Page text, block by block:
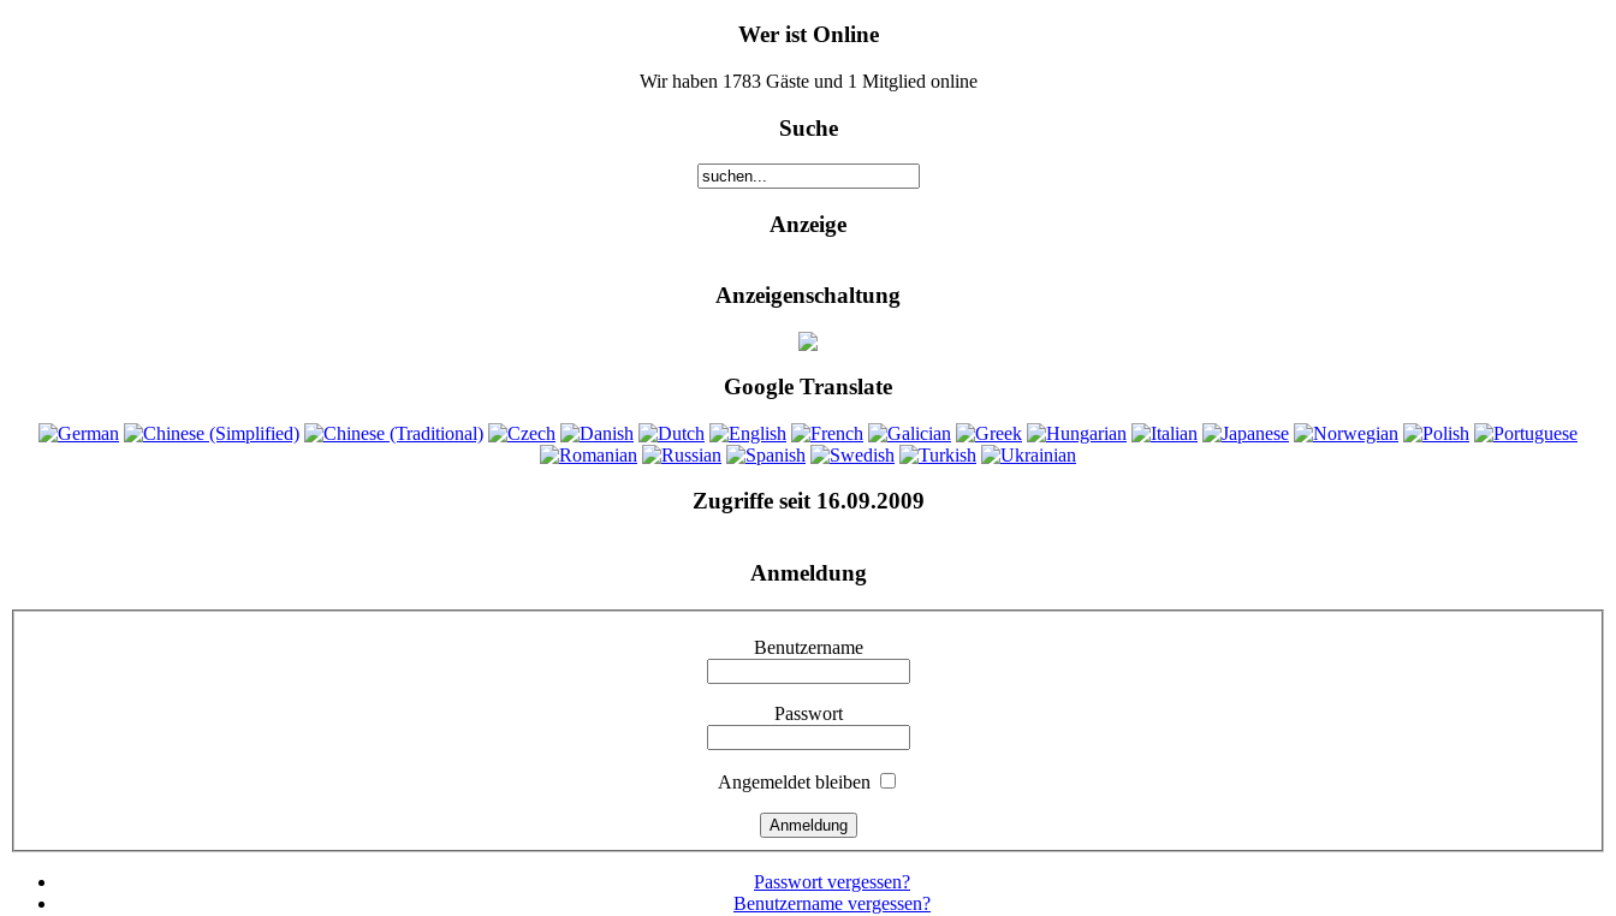
Wer ist Online
Wir haben 1783 Gäste und 1 Mitglied online
Suche
Anzeige
Anzeigenschaltung
Google Translate
Zugriffe seit 16.09.2009
Anmeldung
Benutzername
Passwort
Angemeldet bleiben
Passwort vergessen?
Benutzername vergessen?